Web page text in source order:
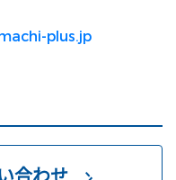
plus.jp